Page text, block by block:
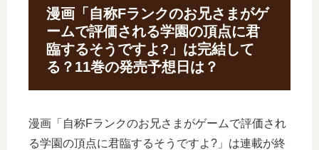
漫画「自称Fランクのお兄さまがゲ
ームで評価される学園の頂点に君
臨するそうですよ?」は完結して
る？11巻の発売予想日は？
漫画「自称Fランクのお兄さまがゲームで評価され
る学園の頂点に君臨するそうですよ?」は連載が終